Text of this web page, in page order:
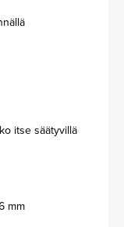
itse säätyvillä
mm